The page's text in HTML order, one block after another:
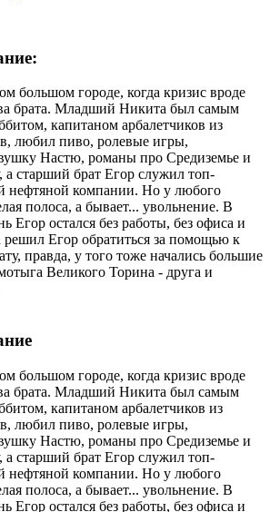
большом городе, когда кризис вроде
брата. Младший Никита был самым
капитаном арбалетчиков из
любил пиво, ролевые игры,
Настю, романы про Средиземье и
а старший брат Егор служил топ-
нефтяной компании. Но у любого
полоса, а бывает... увольнение. В
Егор остался без работы, без офиса и
решил Егор обратиться за помощью к
правда, у того тоже начались большие
Великого Торина - друга и
большом городе, когда кризис вроде
брата. Младший Никита был самым
капитаном арбалетчиков из
любил пиво, ролевые игры,
Настю, романы про Средиземье и
а старший брат Егор служил топ-
нефтяной компании. Но у любого
полоса, а бывает... увольнение. В
Егор остался без работы, без офиса и